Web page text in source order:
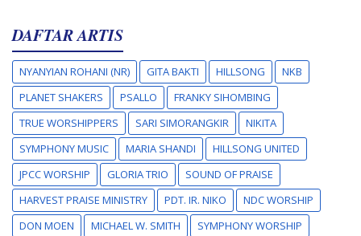
DAFTAR ARTIS
NYANYIAN ROHANI (NR) GITA BAKTI HILLSONG
NKB
PLANET SHAKERS
PSALLO
FRANKY SIHOMBING
TRUE WORSHIPPERS
SARI SIMORANGKIR
NIKITA
SYMPHONY MUSIC
MARIA SHANDI
HILLSONG UNITED
JPCC WORSHIP
GLORIA TRIO
SOUND OF PRAISE
HARVEST PRAISE MINISTRY
PDT. IR. NIKO
NDC WORSHIP
DON MOEN
MICHAEL W. SMITH
SYMPHONY WORSHIP